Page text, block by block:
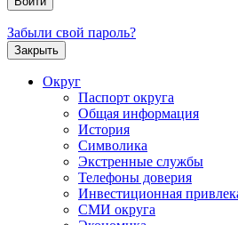
Забыли свой пароль?
Закрыть
Округ
Паспорт округа
Общая информация
История
Символика
Экстренные службы
Телефоны доверия
Инвестиционная
СМИ округа